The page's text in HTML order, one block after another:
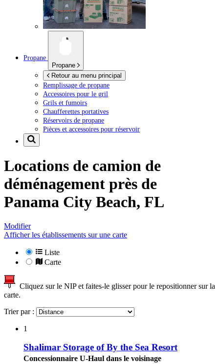
Propane
Propane
Retour au menu principal
Remplissage de propane
Accessoires pour le gril
Grils et fumoirs
Chaufferettes portatives
Réservoirs de propane
Pièces et accessoires pour réservoir
Locations de camion de
déménagement près de
Panama City Beach, FL
Modifier
Afficher les établissements sur une carte
Liste
Carte
Cliquez sur le NIP et faites-le glisser pour le repositionner sur la
carte.
Trier par :
1
Shalimar Storage of By the Sea Resort
Concessionnaire U-Haul dans le voisinage